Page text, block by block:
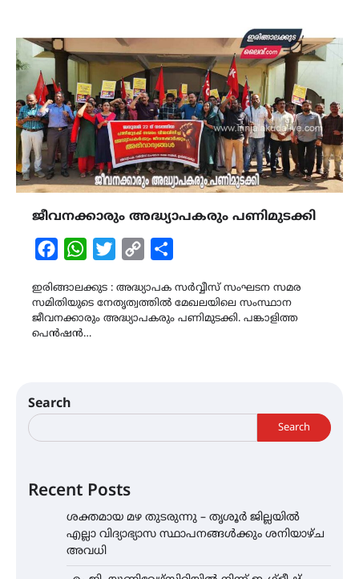
ജീവനക്കാരും അദ്ധ്യാപകരും പണിമുടക്കി
FacebookWhatsAppTwitterCopy
ഇരിങ്ങാലക്കുട : അദ്ധ്യാപക സർവ്വീസ് സംഘടന സമര
സമിതിയുടെ നേതൃത്വത്തിൽ മേഖലയിലെ സംസ്ഥാന
ജീവനക്കാരും അദ്ധ്യാപകരും പണിമുടക്കി. പങ്കാളിത്ത
പെൻഷൻ…
Search
Search
Recent Posts
ശക്തമായ മഴ തുടരുന്നു – തൃശൂർ ജില്ലയിൽ
എല്ലാ വിദ്യാഭ്യാസ സ്ഥാപനങ്ങൾക്കും ശനിയാഴ്ച
അവധി